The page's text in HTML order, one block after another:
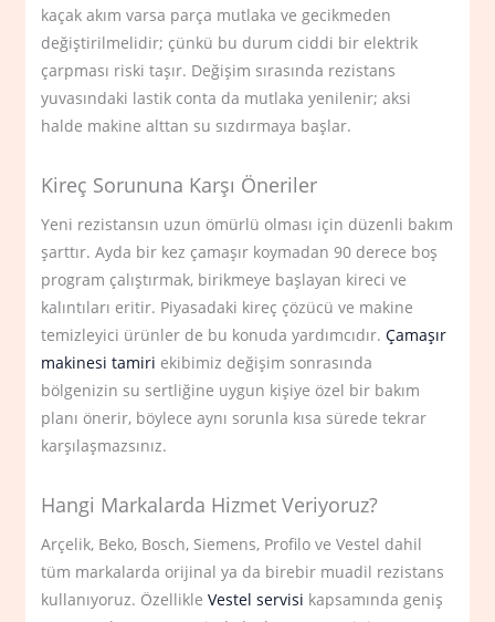
kaçak akım varsa parça mutlaka ve gecikmeden
değiştirilmelidir; çünkü bu durum ciddi bir elektrik
çarpması riski taşır. Değişim sırasında rezistans
yuvasındaki lastik conta da mutlaka yenilenir; aksi
halde makine alttan su sızdırmaya başlar.
Kireç Sorununa Karşı Öneriler
Yeni rezistansın uzun ömürlü olması için düzenli bakım
şarttır. Ayda bir kez çamaşır koymadan 90 derece boş
program çalıştırmak, birikmeye başlayan kireci ve
kalıntıları eritir. Piyasadaki kireç çözücü ve makine
temizleyici ürünler de bu konuda yardımcıdır.Çamaşır
makinesi tamiri ekibimiz değişim sonrasında
bölgenizin su sertliğine uygun kişiye özel bir bakım
planı önerir, böylece aynı sorunla kısa sürede tekrar
karşılaşmazsınız.
Hangi Markalarda Hizmet Veriyoruz?
Arçelik, Beko, Bosch, Siemens, Profilo ve Vestel dahil
tüm markalarda orijinal ya da birebir muadil rezistans
kullanıyoruz. ÖzellikleVestel servisi kapsamında geniş